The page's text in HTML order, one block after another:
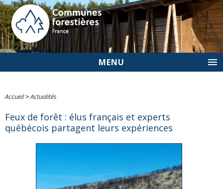
MENU
Accueil>Actualités
Feux de forêt : élus français et experts
québécois partagent leurs expériences